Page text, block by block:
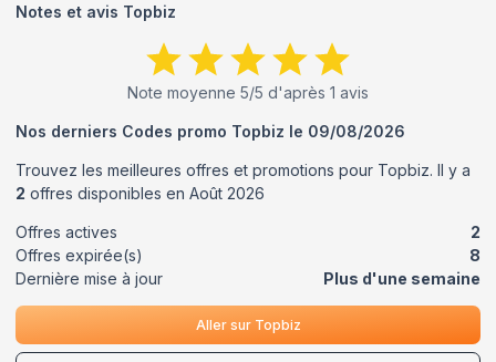
Notes et avis Topbiz
Note moyenne 5/5 d'après 1 avis
Nos derniers Codes promo Topbiz le 09/08/2026
Trouvez les meilleures offres et promotions pour Topbiz. Il y a
2 offres disponibles en Août 2026
Offres actives
2
Offres expirée(s)
8
Dernière mise à jour
Plus d'une semaine
Aller sur Topbiz